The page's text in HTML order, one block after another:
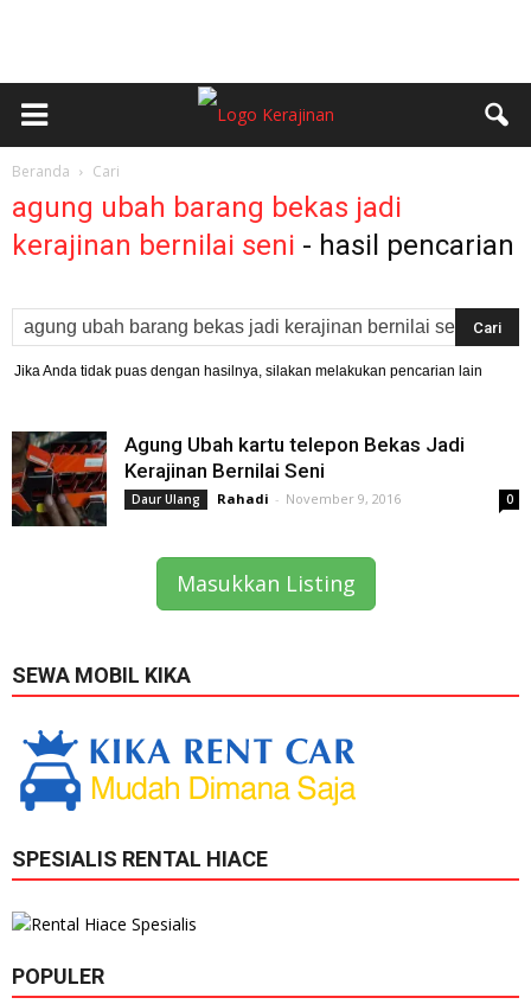
Beranda Cari
agung ubah barang bekas jadi
kerajinan bernilai seni - hasil pencarian
Jika Anda tidak puas dengan hasilnya, silakan melakukan pencarian lain
Agung Ubah kartu telepon Bekas Jadi
Kerajinan Bernilai Seni
Daur Ulang Rahadi - November 9, 2016 0
Masukkan Listing
SEWA MOBIL KIKA
SPESIALIS RENTAL HIACE
POPULER